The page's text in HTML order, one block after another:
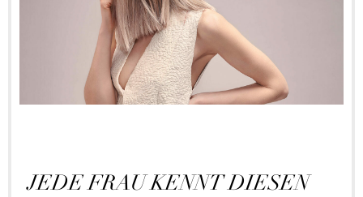
JEDE FRAU KENNT DIESEN